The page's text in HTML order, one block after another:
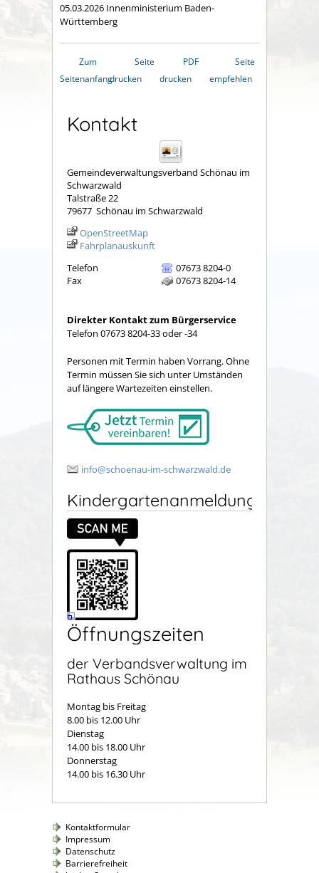
05.03.2026 Innenministerium Baden-
Württemberg
Zum
Seitenanfang
Seite
drucken
PDF
drucken
Seite
empfehlen
Kontakt
Gemeindeverwaltungsverband Schönau im
Schwarzwald
Talstraße 22
79677 Schönau im Schwarzwald
OpenStreetMap
Fahrplanauskunft
Telefon
07673 8204-0
Fax
07673 8204-14
Direkter Kontakt zum Bürgerservice
Telefon 07673 8204-33 oder -34
Personen mit Termin haben Vorrang. Ohne
Termin müssen Sie sich unter Umständen
auf längere Wartezeiten einstellen.
info@schoenau-im-schwarzwald.de
Kindergartenanmeldung
Öffnungszeiten
der Verbandsverwaltung im
Rathaus Schönau
Montag bis Freitag
8.00 bis 12.00 Uhr
Dienstag
14.00 bis 18.00 Uhr
Donnerstag
14.00 bis 16.30 Uhr
Kontaktformular
Impressum
Datenschutz
Barrierefreiheit